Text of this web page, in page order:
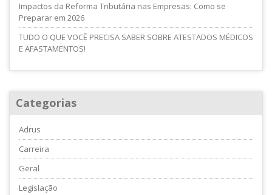
Impactos da Reforma Tributária nas Empresas: Como se
Preparar em 2026
TUDO O QUE VOCÊ PRECISA SABER SOBRE ATESTADOS MÉDICOS
E AFASTAMENTOS!
Categorias
Adrus
Carreira
Geral
Legislação